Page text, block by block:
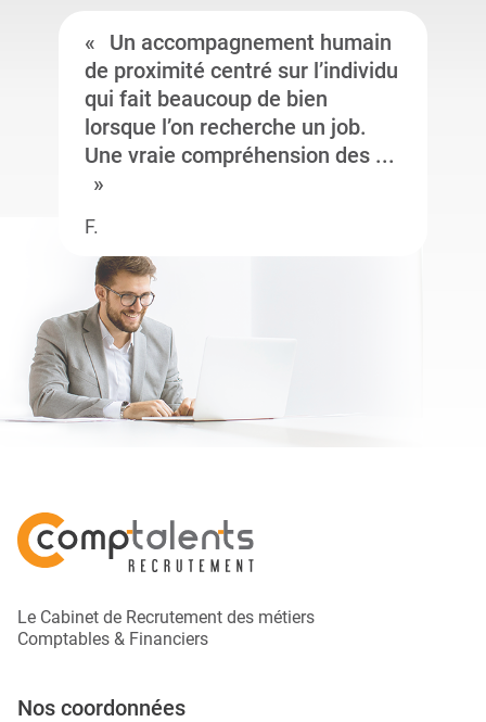
Un accompagnement humain
de proximité centré sur l’individu
qui fait beaucoup de bien
lorsque l’on recherche un job.
Une vraie compréhension des ...
F.
Le Cabinet de Recrutement des métiers
Comptables & Financiers
Nos coordonnées